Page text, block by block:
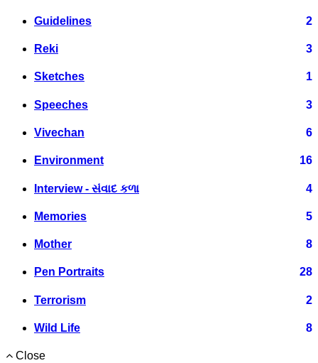
Guidelines 2
Reki 3
Sketches 1
Speeches 3
Vivechan 6
Environment 16
Interview - સંવાદ કળા 4
Memories 5
Mother 8
Pen Portraits 28
Terrorism 2
Wild Life 8
Close